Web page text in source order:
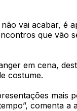
vai acabar, é
que vão
em cena,
costume.
mais
comenta a